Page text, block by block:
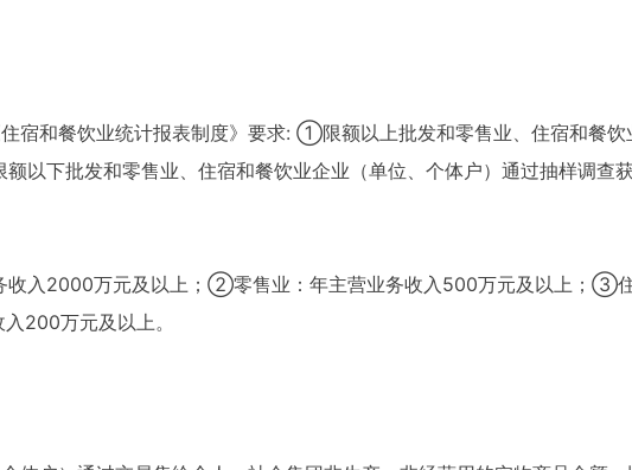
宿和餐饮业统计报表制度》要求: ①限额以上批发和零售业、住宿和餐饮
以下批发和零售业、住宿和餐饮业企业（单位、个体户）通过抽样调查
入2000万元及以上；②零售业：年主营业务收入500万元及以上；③
200万元及以上。